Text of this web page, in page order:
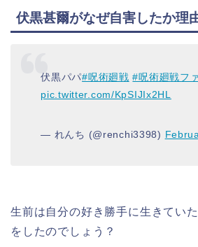
伏黒甚爾がなぜ自害したか理
伏黒パパ#呪術廻戦 #呪術廻戦フ
pic.twitter.com/KpSIJIx2HL
— れんち (@renchi3398)
生前は自分の好き勝手に生きてい
をしたのでしょう？